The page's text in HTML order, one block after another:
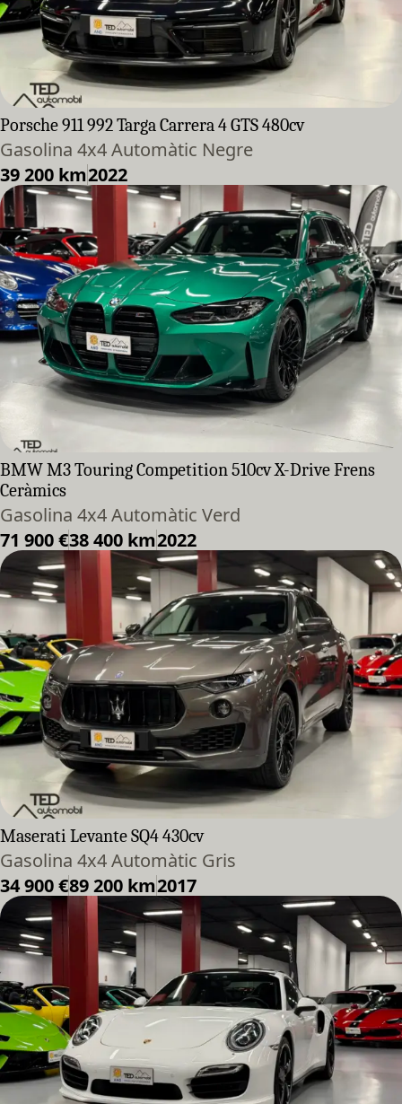
Porsche 911 992 Targa Carrera 4 GTS 480cv
Gasolina 4x4 Automàtic Negre
39 200 km2022
BMW M3 Touring Competition 510cv X-Drive Frens
Ceràmics
Gasolina 4x4 Automàtic Verd
71 900 €38 400 km2022
Maserati Levante SQ4 430cv
Gasolina 4x4 Automàtic Gris
34 900 €89 200 km2017